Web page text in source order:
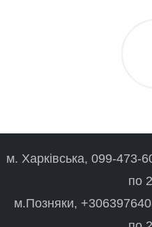
м. Харківська, 099-473-
по
м.Позняки,